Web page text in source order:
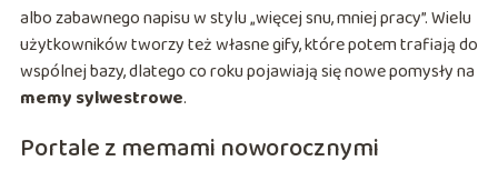
albo zabawnego napisu w stylu „więcej snu, mniej pracy”. Wielu
użytkowników tworzy też własne gify, które potem trafiają do
wspólnej bazy, dlatego co roku pojawiają się nowe pomysły na
memy sylwestrowe.
Portale z memami noworocznymi